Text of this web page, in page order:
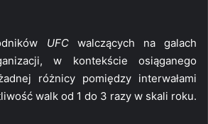
UFCwalczących na galach
w kontekście osiąganego
różnicy pomiędzy interwałami
walk od 1 do 3 razy w skali roku.